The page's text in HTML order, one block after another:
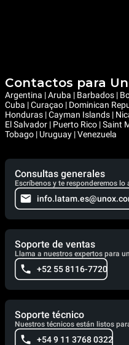
Contactos para
Argentina | Aruba | Barbados |
Cuba | Curaçao | Dominican
Honduras | Cayman Islands |
El Salvador | Puerto Rico | Saint
Tobago | Uruguay | Venezuela
Consultas generales
Escríbenos y te responderemos lo
Soporte de ventas
Llama a nuestros expertos para
+52 55 8116-7720
Soporte técnico
Nuestros técnicos están listos
+54 9 11 3768 0322